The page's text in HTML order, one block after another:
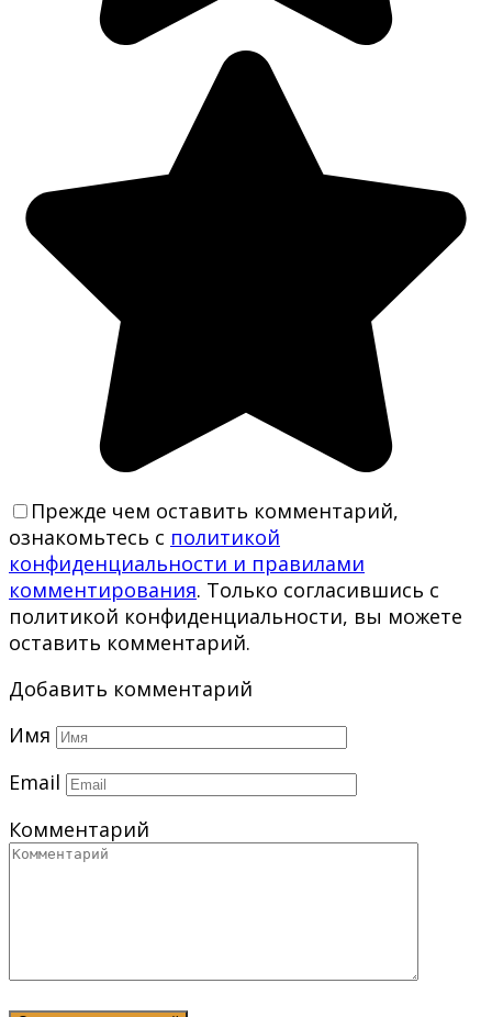
Прежде чем оставить комментарий,
ознакомьтесь с политикой
конфиденциальности и правилами
комментирования. Только согласившись с
политикой конфиденциальности, вы можете
оставить комментарий.
Добавить комментарий
Имя
Email
Комментарий